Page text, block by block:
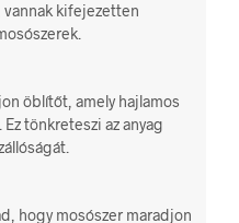
vannak kifejezetten
öblítőt, amely hajlamos
tönkreteszi az anyag
hogy mosószer maradjon